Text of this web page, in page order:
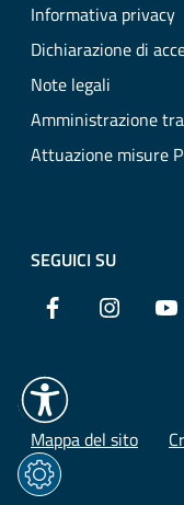
Informativa privacy
Dichiarazione di
Note legali
Amministrazione
Attuazione misure
SEGUICI SU
Facebook Instagram
Mappa del sito